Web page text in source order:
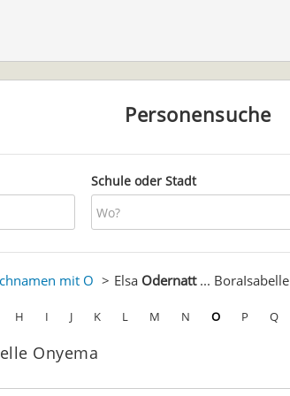
Personensuche
Schule oder Stadt
mit O Elsa Odernatt... BoraIsabelle
H I J K L M N O P Q
Onyema